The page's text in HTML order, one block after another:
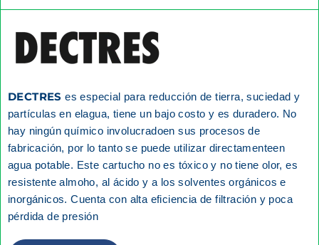
DECTRES es especial para reducción de tierra, suciedad y
partículas en elagua, tiene un bajo costo y es duradero. No
hay ningún químico involucradoen sus procesos de
fabricación, por lo tanto se puede utilizar directamenteen
agua potable. Este cartucho no es tóxico y no tiene olor, es
resistente almoho, al ácido y a los solventes orgánicos e
inorgánicos. Cuenta con alta eficiencia de filtración y poca
pérdida de presión